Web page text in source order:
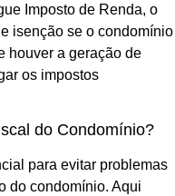
Imposto de Renda, o
isenção se o condomínio
houver a geração de
os impostos
do Condomínio?
para evitar problemas
do condomínio. Aqui